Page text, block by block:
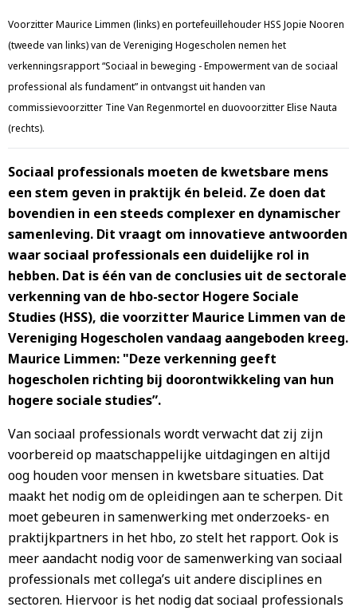
Voorzitter Maurice Limmen (links) en portefeuillehouder HSS Jopie Nooren
(tweede van links) van de Vereniging Hogescholen nemen het
verkenningsrapport “Sociaal in beweging - Empowerment van de sociaal
professional als fundament” in ontvangst uit handen van
commissievoorzitter Tine Van Regenmortel en duovoorzitter Elise Nauta
(rechts).
Sociaal professionals moeten de kwetsbare mens
een stem geven in praktijk én beleid. Ze doen dat
bovendien in een steeds complexer en dynamischer
samenleving. Dit vraagt om innovatieve antwoorden
waar sociaal professionals een duidelijke rol in
hebben. Dat is één van de conclusies uit de sectorale
verkenning van de hbo-sector Hogere Sociale
Studies (HSS), die voorzitter Maurice Limmen van de
Vereniging Hogescholen vandaag aangeboden kreeg.
Maurice Limmen: "Deze verkenning geeft
hogescholen richting bij doorontwikkeling van hun
hogere sociale studies”.
Van sociaal professionals wordt verwacht dat zij zijn
voorbereid op maatschappelijke uitdagingen en altijd
oog houden voor mensen in kwetsbare situaties. Dat
maakt het nodig om de opleidingen aan te scherpen. Dit
moet gebeuren in samenwerking met onderzoeks- en
praktijkpartners in het hbo, zo stelt het rapport. Ook is
meer aandacht nodig voor de samenwerking van sociaal
professionals met collega’s uit andere disciplines en
sectoren. Hiervoor is het nodig dat sociaal professionals